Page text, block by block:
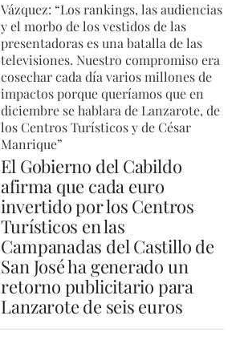
Vázquez: “Los rankings, las audiencias
y el morbo de los vestidos de las
presentadoras es una batalla de las
televisiones. Nuestro compromiso era
cosechar cada día varios millones de
impactos porque queríamos que en
diciembre se hablara de Lanzarote, de
los Centros Turísticos y de César
Manrique”
El Gobierno del Cabildo
afirma que cada euro
invertido por los Centros
Turísticos en las
Campanadas del Castillo de
San José ha generado un
retorno publicitario para
Lanzarote de seis euros